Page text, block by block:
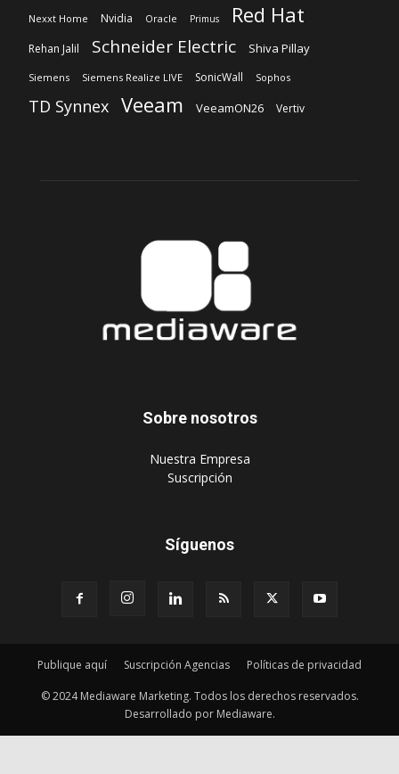
Nexxt Home Nvidia Oracle Primus Red Hat
Rehan Jalil Schneider Electric Shiva Pillay
Siemens Siemens Realize LIVE SonicWall Sophos
TD Synnex Veeam VeeamON26 Vertiv
Sobre nosotros
‎Nuestra Empresa
‎Suscripción
Síguenos
Publique aquí Suscripción Agencias Políticas de privacidad
© 2024 Mediaware Marketing. Todos los derechos reservados.
Desarrollado por Mediaware.